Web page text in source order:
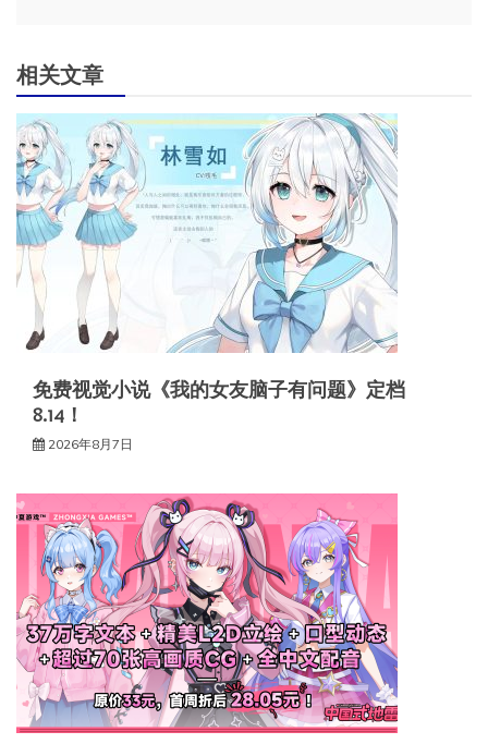
相关文章
免费视觉小说《我的女友脑子有问题》定档
8.14！
2026年8月7日